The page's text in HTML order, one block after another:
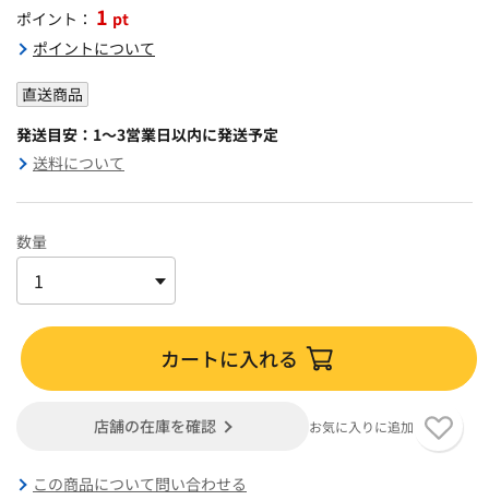
ポイント： 1 pt
ポイントについて
直送商品
発送目安：1～3営業日以内に発送予定
送料について
数量
カートに入れる
店舗の在庫を確認 お気に入りに追加
この商品について問い合わせる